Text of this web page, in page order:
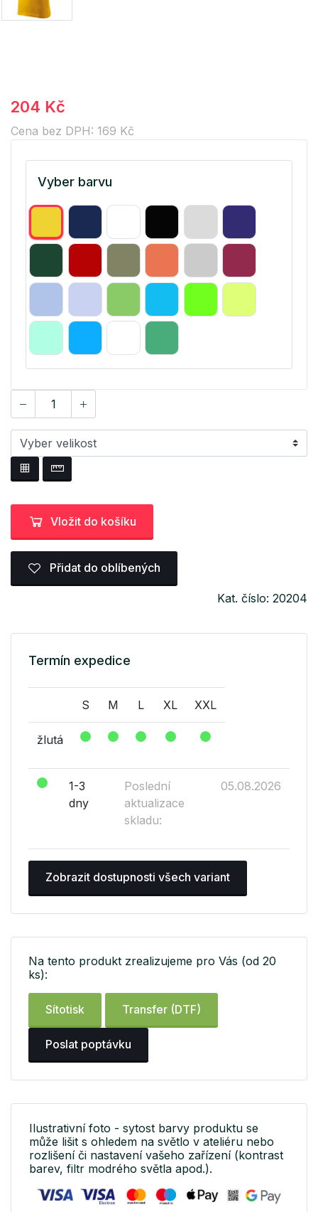
204 Kč
Cena bez DPH: 169 Kč
Vyber barvu
Vložit do košíku
Přidat do oblíbených
Kat. číslo: 20204
Termín expedice
S M L XL XXL
žlutá
1-3
dny
Poslední
aktualizace
skladu:
05.08.2026
Zobrazit dostupnosti všech variant
Na tento produkt zrealizujeme pro Vás (od 20
ks):
Sítotisk Transfer (DTF)
Poslat poptávku
Ilustrativní foto - sytost barvy produktu se
může lišit s ohledem na světlo v ateliéru nebo
rozlišení či nastavení vašeho zařízení (kontrast
barev, filtr modrého světla apod.).